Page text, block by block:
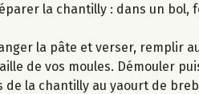
la chantilly : dans un
la pâte et verser, remplir
de vos moules. Démouler
de la chantilly au yaourt de